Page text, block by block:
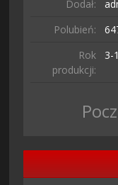
Dodał:
Polubień:
Rok
produkcji:
3-